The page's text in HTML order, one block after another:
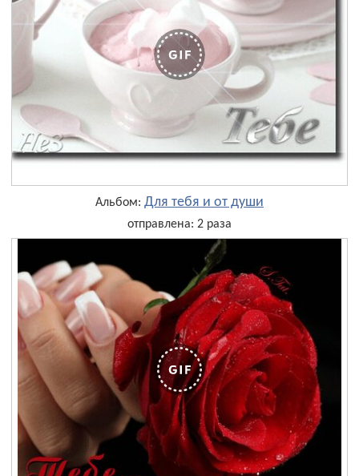
Альбом: Для тебя и от души
отправлена: 2 раза